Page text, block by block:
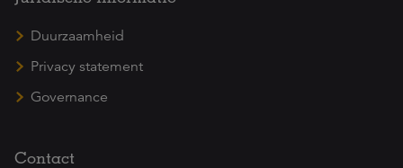
Duurzaamheid
Privacy statement
Governance
Contact